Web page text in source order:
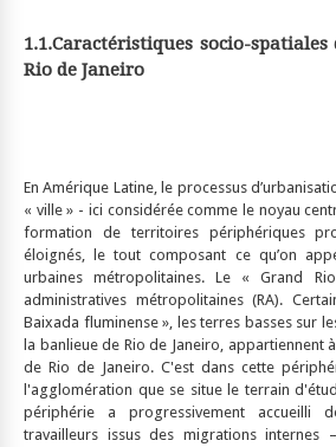
1.1.Caractéristiques socio-
Rio de Janeiro
En Amérique Latine, le processus
« ville » - ici considérée comme le noyau
formation de territoires périphériques
éloignés, le tout composant ce qu’on
urbaines métropolitaines. Le « Grand
administratives métropolitaines (RA).
Baixada fluminense », les terres basses sur
la banlieue de Rio de Janeiro,
de Rio de Janeiro. C'est dans cette
l'agglomération que se situe le terrain
périphérie a progressivement accueilli
travailleurs issus des migrations internes